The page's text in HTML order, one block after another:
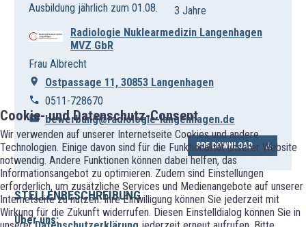
Cookie- und Datenschutz-Consent
Wir verwenden auf unserer Internetseite Cookies und andere
Technologien. Einige davon sind für die Funktionalität unserer Website
notwendig. Andere Funktionen können dabei helfen, das
Informationsangebot zu optimieren. Zudem sind Einstellungen
erforderlich, um zusätzliche Services und Medienangebote auf unserer
Internetseite zu nutzen. Ihre Einwilligung können Sie jederzeit mit
Wirkung für die Zukunft widerrufen. Diesen Einstelldialog können Sie in
Ausbildung jährlich zum 01.08.
3 Jahre
Radiologie Nuklearmedizin Langenhagen
MVZ GbR
Frau Albrecht
Ostpassage 11, 30853 Langenhagen
0511-728670
bewerbung@radiologie-langenhagen.de
PDF DOWNLOAD
STELLENBESCHREIBUNG
Über uns: